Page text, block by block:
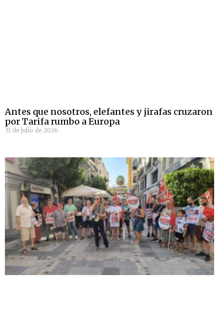
Antes que nosotros, elefantes y jirafas cruzaron
por Tarifa rumbo a Europa
31 de julio de 2026